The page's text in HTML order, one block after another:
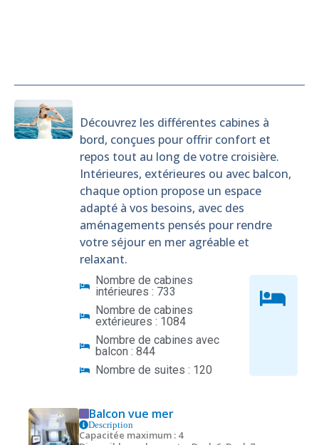
Découvrez les différentes cabines à
bord, conçues pour offrir confort et
repos tout au long de votre croisière.
Intérieures, extérieures ou avec balcon,
chaque option propose un espace
adapté à vos besoins, avec des
aménagements pensés pour rendre
votre séjour en mer agréable et
relaxant.
Nombre de cabines
intérieures : 733
Nombre de cabines
extérieures : 1084
Nombre de cabines avec
balcon : 844
Nombre de suites : 120
Balcon vue mer
Description
Capacitée maximum : 4